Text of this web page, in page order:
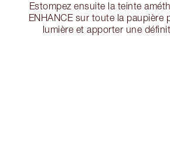
Estompez ensuite la teinte
ENHANCE sur toute la paupière
lumière et apporter une